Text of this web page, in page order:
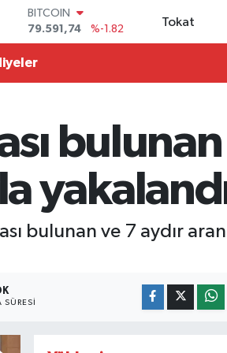
DOLAR
EURO
53,38690
%0.19
G.ALTIN
6862,09000
%0.19
14.598,00
%0
Tokat
bulunan
bulunan ve 7 aydır